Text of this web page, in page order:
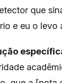
que
e eu o levo